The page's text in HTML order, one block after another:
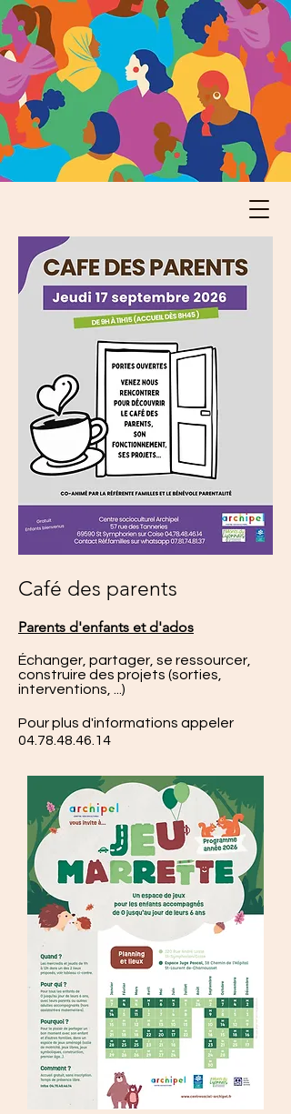
Café des parents
Parents d'enfants et d'ados
Échanger, partager, se ressourcer,
construire des projets (sorties,
interventions, ...)
Pour plus d'informations appeler
04.78.48.46.14